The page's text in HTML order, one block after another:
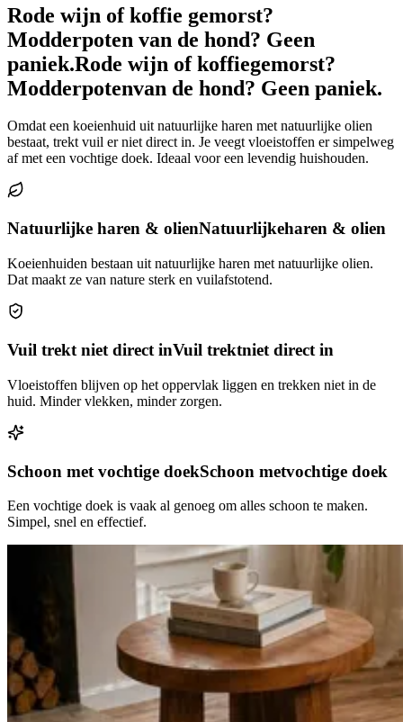
Rode wijn of koffie gemorst?
Modderpoten van de hond? Geen
paniek.Rode wijn of koffiegemorst?
Modderpotenvan de hond? Geen paniek.
Omdat een koeienhuid uit natuurlijke haren met natuurlijke olien
bestaat, trekt vuil er niet direct in. Je veegt vloeistoffen er simpelweg
af met een vochtige doek. Ideaal voor een levendig huishouden.
Natuurlijke haren & olienNatuurlijkeharen & olien
Koeienhuiden bestaan uit natuurlijke haren met natuurlijke olien.
Dat maakt ze van nature sterk en vuilafstotend.
Vuil trekt niet direct inVuil trektniet direct in
Vloeistoffen blijven op het oppervlak liggen en trekken niet in de
huid. Minder vlekken, minder zorgen.
Schoon met vochtige doekSchoon metvochtige doek
Een vochtige doek is vaak al genoeg om alles schoon te maken.
Simpel, snel en effectief.